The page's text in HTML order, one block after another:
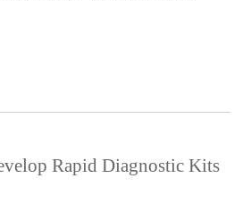
Rapid Diagnostic Kits